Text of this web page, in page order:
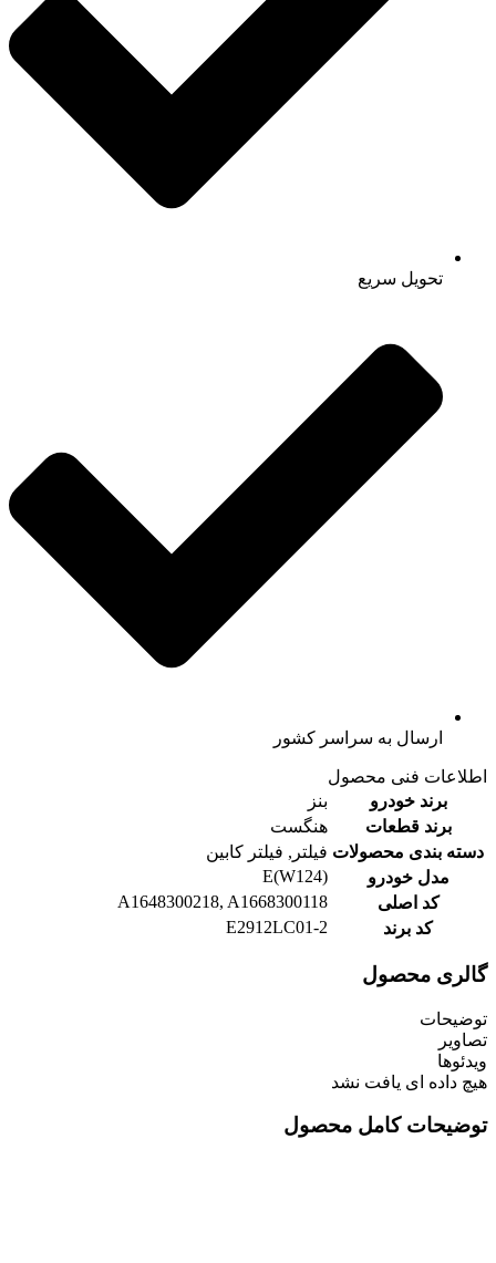
تحویل سریع
ارسال به سراسر کشور
اطلاعات فنی محصول
برند خودرو
بنز
برند قطعات
هنگست
دسته بندی محصولات فیلتر, فیلتر کابین
مدل خودرو
E(W124)
کد اصلی
A1648300218, A1668300118
کد برند
E2912LC01-2
گالری محصول
توضیحات
تصاویر
ویدئوها
هیچ داده ای یافت نشد
توضیحات کامل محصول